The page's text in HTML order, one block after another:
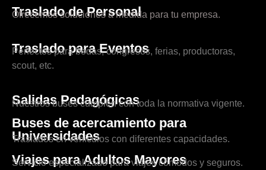
Traslado de Personal
Ofrecemos soluciones a medida para tu empresa.
Traslado para Eventos
Perfectos para bodas, congresos, ferias, productoras,
scout, etc.
Salidas Pedagógicas
Nuestros buses cumplen con toda la normativa vigente.
Buses de acercamiento para
Universidades
Traslados en vehículos con diferentes capacidades.
Viajes para Adultos Mayores
Servicio especializado para viajes cómodos y seguros.